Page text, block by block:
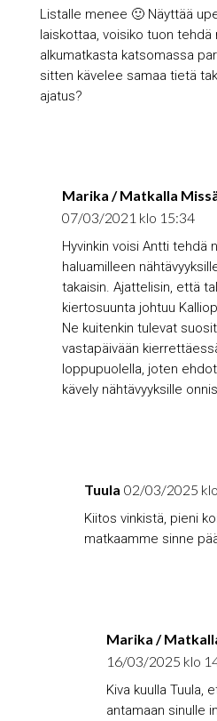
Listalle menee 🙂 Näyttää
laiskottaa, voisiko tuon tehdä
alkumatkasta katsomassa
sitten kävelee samaa tietä
ajatus?
Marika / Matkalla
07/03/2021 klo 15:34
Hyvinkin voisi Antti tehdä
haluamilleen
takaisin. Ajattelisin, että
kiertosuunta johtuu
Ne kuitenkin tulevat
vastapäivään
loppupuolella, joten
kävely nähtävyyksille
Tuula 02/03/2025
Kiitos vinkistä, pieni
matkaamme sinne
Marika /
16/03/2025 klo
Kiva kuulla Tuula,
antamaan sinulle